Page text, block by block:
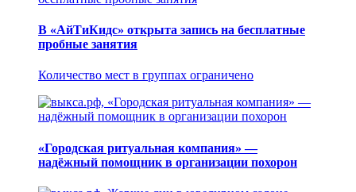
В «АйТиКидс» открыта запись на бесплатные
пробные занятия
Количество мест в группах ограничено
«Городская ритуальная компания» —
надёжный помощник в организации похорон